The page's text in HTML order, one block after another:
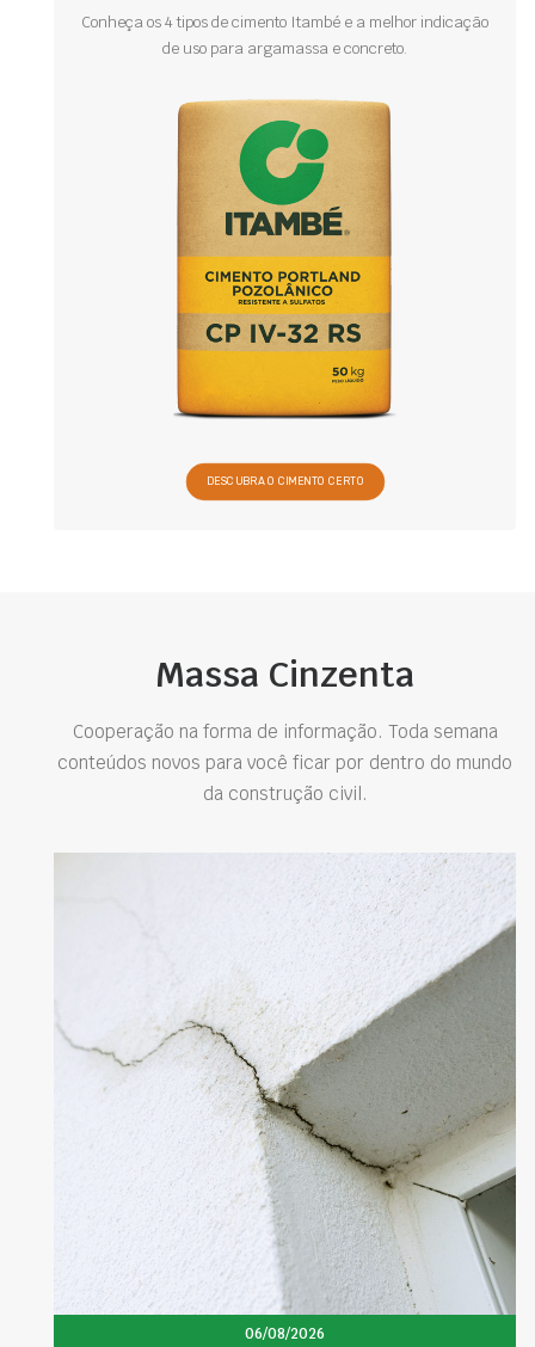
Conheça os 4 tipos de cimento Itambé e a melhor indicação
de uso para argamassa e concreto.
DESCUBRA O CIMENTO CERTO
Massa Cinzenta
Cooperação na forma de informação. Toda semana
conteúdos novos para você ficar por dentro do mundo
da construção civil.